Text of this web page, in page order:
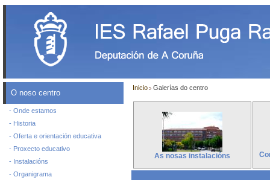
O noso centro
- Onde estamos
- Historia
- Oferta e orientación educativa
- Proxecto educativo
- Instalacións
- Organigrama
Inicio Galerías do centro
As nosas instalacións